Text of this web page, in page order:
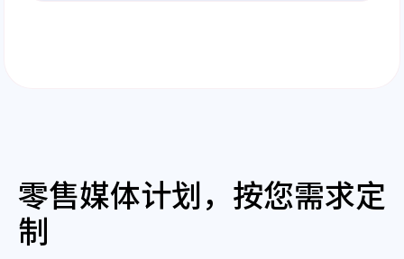
零售媒体计划，按您需求定
制